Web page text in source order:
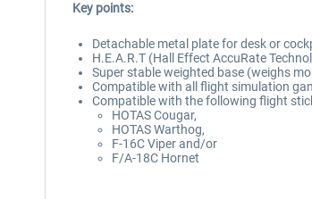
Key points:
Detachable metal plate for desk or
H.E.A.R.T (Hall Effect AccuRate
Super stable weighted base (weighs
Compatible with all flight simulation
Compatible with the following flight
HOTAS Cougar,
HOTAS Warthog,
F-16C Viper and/or
F/A-18C Hornet